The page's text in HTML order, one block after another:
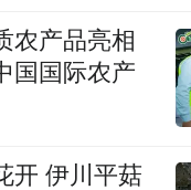
农产品亮相
国国际农产
开 伊川平菇